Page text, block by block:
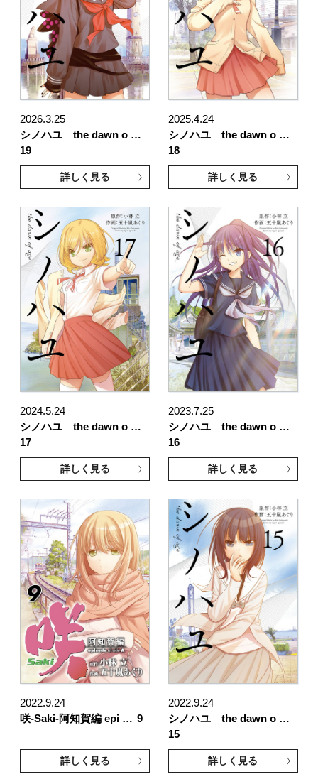
2026.3.25
シノハユ the dawn o …
19
詳しく見る
2025.4.24
シノハユ the dawn o …
18
詳しく見る
2024.5.24
シノハユ the dawn o …
17
詳しく見る
2023.7.25
シノハユ the dawn o …
16
詳しく見る
2022.9.24
咲-Saki-阿知賀編 epi … 9
詳しく見る
2022.9.24
シノハユ the dawn o …
15
詳しく見る